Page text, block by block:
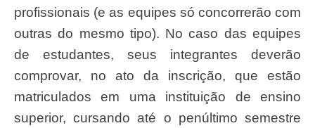
profissionais (e as equipes só concorrerão com
outras do mesmo tipo). No caso das equipes
de estudantes, seus integrantes deverão
comprovar, no ato da inscrição, que estão
matriculados em uma instituição de ensino
superior, cursando até o penúltimo semestre